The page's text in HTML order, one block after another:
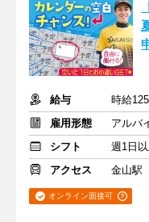
給与
時給
雇用形態
アルバ
シフト
週1日
アクセス
金山駅
オンライン面接可